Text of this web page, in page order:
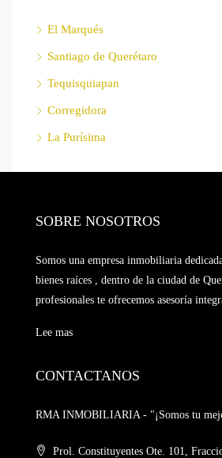
El Marqués
Santiago de Querétaro
Tequisquiapan
Corregidora
La Purísima
SOBRE NOSOTROS
Somos una empresa inmobiliaria
bienes raíces , dentro de la ciudad de
profesionales te ofrecemos asesoría
Lee mas
CONTACTANOS
RMA INMOBILIARIA - "¡Somos tu
Prol. Constituyentes Ote. 101,